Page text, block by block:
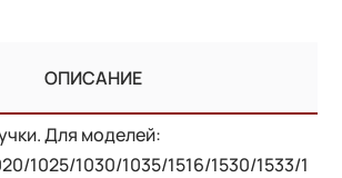
ОПИСАНИЕ
Для моделей:
1025/1030/1035/1516/1530/1533/1